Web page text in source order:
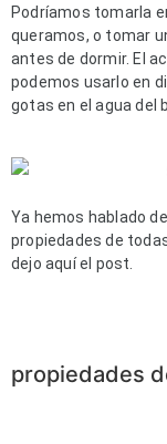
Podríamos tomarla
queramos, o tomar
antes de dormir. El
podemos usarlo en
gotas en el agua del
Ya hemos hablado
propiedades de
dejo aquí el post.
propiedades